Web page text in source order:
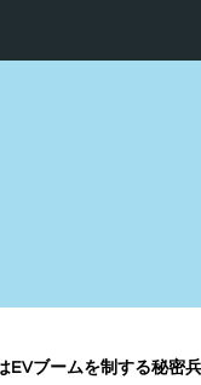
する秘密兵器、需要急増でタイ